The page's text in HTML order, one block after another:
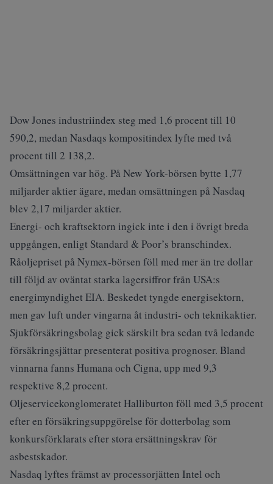
Dow Jones industriindex steg med 1,6 procent till 10
590,2, medan Nasdaqs kompositindex lyfte med två
procent till 2 138,2.
Omsättningen var hög. På New York-börsen bytte 1,77
miljarder aktier ägare, medan omsättningen på Nasdaq
blev 2,17 miljarder aktier.
Energi- och kraftsektorn ingick inte i den i övrigt breda
uppgången, enligt Standard & Poor’s branschindex.
Råoljepriset på Nymex-börsen föll med mer än tre dollar
till följd av oväntat starka lagersiffror från USA:s
energimyndighet EIA. Beskedet tyngde energisektorn,
men gav luft under vingarna åt industri- och teknikaktier.
Sjukförsäkringsbolag gick särskilt bra sedan två ledande
försäkringsjättar presenterat positiva prognoser. Bland
vinnarna fanns Humana och Cigna, upp med 9,3
respektive 8,2 procent.
Oljeservicekonglomeratet Halliburton föll med 3,5 procent
efter en försäkringsuppgörelse för dotterbolag som
konkursförklarats efter stora ersättningskrav för
asbestskador.
Nasdaq lyftes främst av processorjätten Intel och